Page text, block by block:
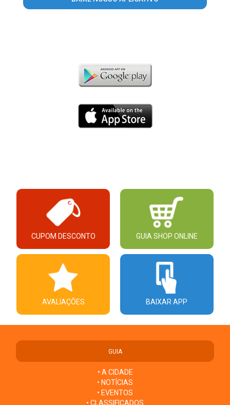
CUPOM DESCONTO GUIA SHOP ONLINE
AVALIAÇÕES BAIXAR APP
GUIA
• A CIDADE
• NOTÍCIAS
• EVENTOS
• CLASSIFICADOS